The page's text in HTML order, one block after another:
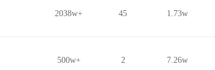
2038w+ 45 1.73w
500w+ 2 7.26w